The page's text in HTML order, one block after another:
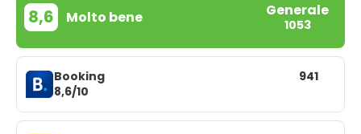
8,6 Molto bene Generale
1053
Booking
8,6/10
941